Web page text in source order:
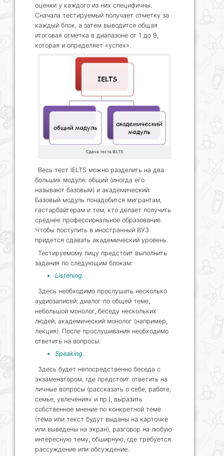
оценки у каждого из них специфичны.
Сначала тестируемый получает отметку за
каждый блок, а затем выводится общая
итоговая отметка в диапазоне от 1 до 9,
которая и определяет «успех».
Сдача теста IELTS
Весь тест IELTS можно разделить на два
больших модуля: общий (иногда его
называют базовым) и академический.
Базовый модуль понадобится мигрантам,
гастарбайтерам и тем, кто делает получить
среднее профессиональное образование.
Чтобы поступить в иностранный ВУЗ
придется сдавать академический уровень.
Тестируемому лицу предстоит выполнить
задания по следующим блокам:
Listening.
Здесь необходимо прослушать несколько
аудиозаписей: диалог по общей теме,
небольшой монолог, беседу нескольких
людей, академический монолог (например,
лекция). После прослушивания необходимо
ответить на вопросы.
Speaking.
Здесь будет непосредственно беседа с
экзаменатором, где предстоит ответить на
личные вопросы (рассказать о себе, работе,
семье, увлечениях и пр.), выразить
собственное мнение по конкретной теме
(тема или текст будут выданы на карточке
или выведены на экран), разговор на любую
интересную тему, обширную, где требуется
рассуждение или обсуждение.